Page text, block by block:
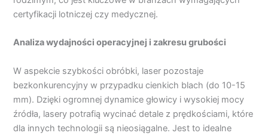
certyfikacji lotniczej czy medycznej.
Analiza wydajności operacyjnej i zakresu grubości
W aspekcie szybkości obróbki, laser pozostaje
bezkonkurencyjny w przypadku cienkich blach (do 10-15
mm). Dzięki ogromnej dynamice głowicy i wysokiej mocy
źródła, lasery potrafią wycinać detale z prędkościami, które
dla innych technologii są nieosiągalne. Jest to idealne